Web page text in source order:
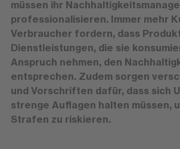
müssen ihr
professionalisieren. Immer mehr
Verbraucher fordern, dass
Dienstleistungen, die sie
Anspruch nehmen, den
entsprechen. Zudem sorgen
und Vorschriften dafür, dass sich
strenge Auflagen halten müssen,
Strafen zu riskieren.